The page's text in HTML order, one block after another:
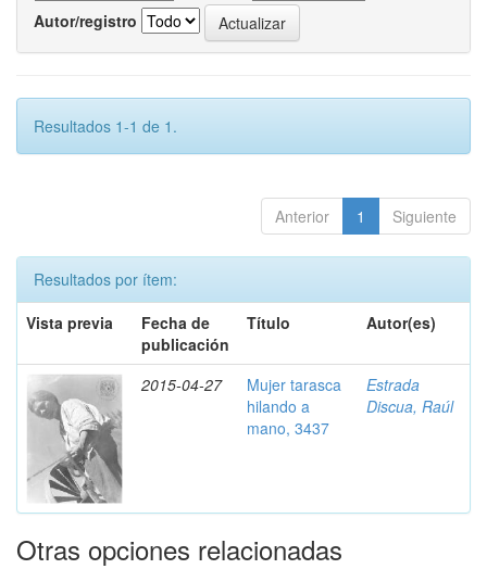
Autor/registro
Resultados 1-1 de 1.
Anterior 1 Siguiente
Resultados por ítem:
Vista previa
Fecha de
publicación
Título Autor(es)
2015-04-27
Mujer tarasca
hilando a
mano, 3437
Estrada
Discua, Raúl
Otras opciones relacionadas